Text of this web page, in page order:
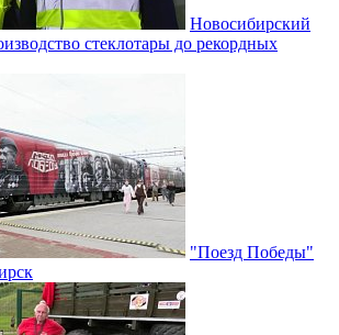
Новосибирский
стеклотары до рекордных
"Поезд Победы"